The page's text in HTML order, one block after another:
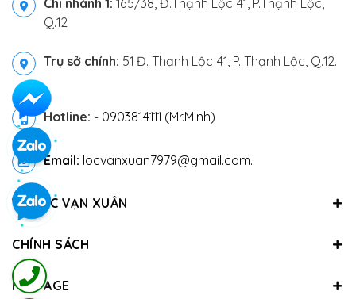
Chi nhánh 1: 165/38, Đ.Thạnh Lộc 41, P.Thạnh Lộc,
Q.12
Trụ sở chính: 51 Đ. Thạnh Lộc 41, P. Thạnh Lộc, Q.12.
Hotline: - 0903814111 (Mr.Minh)
Email: locvanxuan7979@gmail.com.
VỀ LỘC VẠN XUÂN
CHÍNH SÁCH
FANPAGE